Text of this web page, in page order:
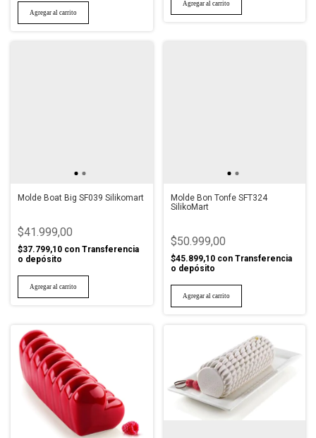
Molde Boat Big SF039 Silikomart
$41.999,00
$37.799,10 con Transferencia
o depósito
Molde Bon Tonfe SFT324
SilikoMart
$50.999,00
$45.899,10 con Transferencia
o depósito